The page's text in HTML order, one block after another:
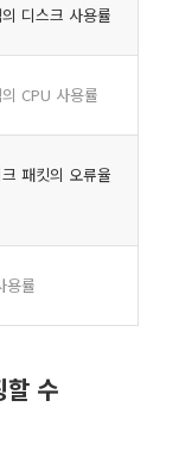
디스크 사용률
CPU 사용률
패킷의 오류율
용률
할 수